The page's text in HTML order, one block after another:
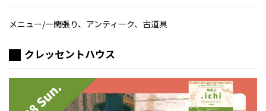
メニュー/一閑張り、アンティーク、古道具
クレッセントハウス